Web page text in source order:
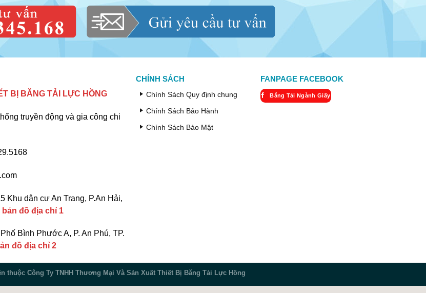
BỊ BĂNG TẢI LỰC HỒNG
truyền động và gia công chi
Khu dân cư An Trang, P.An Hải,
bản đồ địa chỉ 1
Bình Phước A, P. An Phú, TP.
đồ địa chỉ 2
CHÍNH SÁCH
Chính Sách Quy định chung
Chính Sách Bảo Hành
Chính Sách Bảo Mật
FANPAGE FACEBOOK
Băng Tải Ngành Giấy
thuộc Công Ty TNHH Thương Mại Và Sản Xuất Thiết Bị Băng Tải Lực Hồng